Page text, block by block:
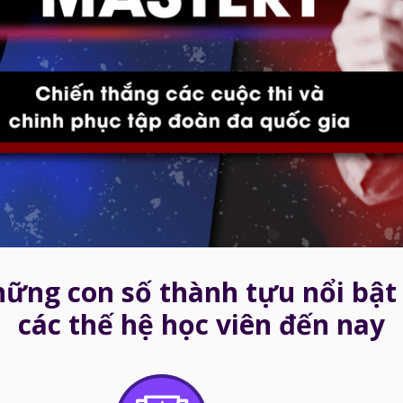
con số thành tựu nổi
các thế hệ học viên đến nay